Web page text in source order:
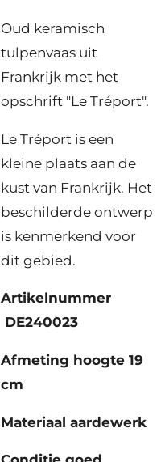
Oud keramisch
tulpenvaas uit
Frankrijk met het
opschrift "Le Tréport".
Le Tréport is een
kleine plaats aan de
kust van Frankrijk. Het
beschilderde ontwerp
is kenmerkend voor
dit gebied.
Artikelnummer
DE240023
Afmeting hoogte 19
cm
Materiaal aardewerk